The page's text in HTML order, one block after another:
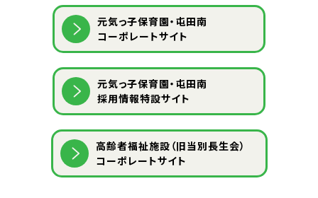
元気っ子保育園・屯田南
コーポレートサイト
元気っ子保育園・屯田南
採用情報特設サイト
⾼齢者福祉施設（旧当別⻑⽣会）
コーポレートサイト